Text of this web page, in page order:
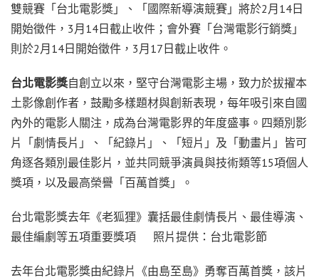
雙競賽「台北電影獎」、「國際新導演競賽」將於2月14日
開始徵件，3月14日截止收件；會外賽「台灣電影行銷獎」
則於2月14日開始徵件，3月17日截止收件。
台北電影獎自創立以來，堅守台灣電影主場，致力於拔擢本
土影像創作者，鼓勵多樣題材與創新表現，每年吸引來自國
內外的電影人關注，成為台灣電影界的年度盛事。四類別影
片「劇情長片」、「紀錄片」、「短片」及「動畫片」皆可
角逐各類別最佳影片，並共同競爭演員與技術類等15項個人
獎項，以及最高榮譽「百萬首獎」。
台北電影獎去年《老狐狸》囊括最佳劇情長片、最佳導演、
最佳編劇等五項重要獎項 照片提供：台北電影節
去年台北電影獎由紀錄片《由島至島》勇奪百萬首獎，該片